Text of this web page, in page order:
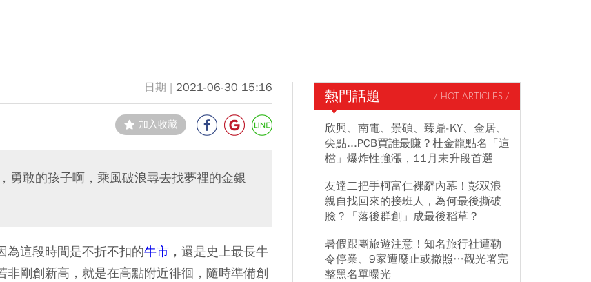
2021-06-30 15:16
加入收藏
勇敢的孩子啊，乘風破浪尋去找夢裡的金銀
為這段時間是不折不扣的牛市 ，還是史上最長牛
剛創新高，就是在高點附近徘徊，隨時準備創
熱門話題 / HOT ARTICLES /
欣興、南電、景碩、臻鼎-KY、金居、
尖點...PCB買誰最賺？杜金龍點名「這
檔」爆炸性強漲，11月末升段首選
友達二把手柯富仁裸辭內幕！彭双浪
親自找回來的接班人，為何最後撕破
臉？「落後群創」成最後稻草？
暑假跟團旅遊注意！知名旅行社遭勒
令停業、9家遭廢止或撤照…觀光署完
整黑名單曝光